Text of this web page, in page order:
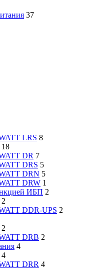
37
LRS 8
18
DR 7
DRS 5
DRN 5
DRW 1
ИБП 2
2
DDR-UPS 2
2
DRB 2
4
4
DRR 4